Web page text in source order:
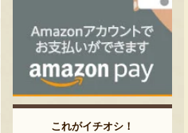
これがイチオシ！